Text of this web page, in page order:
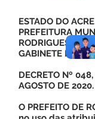
ESTADO DO ACRE
PREFEITURA
RODRIGUES
GABINETE DO
DECRETO Nº
AGOSTO DE 2020.
O PREFEITO DE